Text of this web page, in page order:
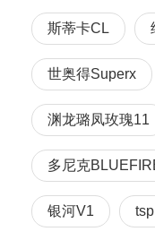
斯蒂卡CL
世奥得Superx
渊龙璐凤玫瑰11
多尼克
银河V1